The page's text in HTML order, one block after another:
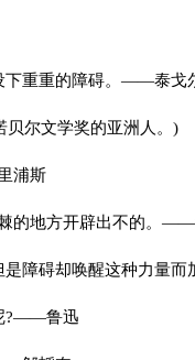
下重重的障碍。——泰戈
尔文学奖的亚洲人。)
浦斯
的地方开辟出不的。
障碍却唤醒这种力量
?——鲁迅